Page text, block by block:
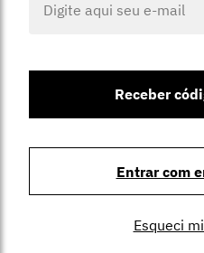
Receber
Entrar com
Esqueci